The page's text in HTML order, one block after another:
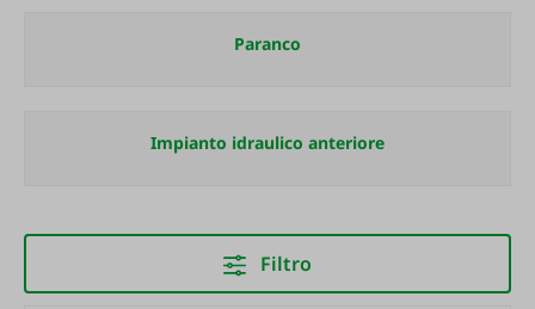
Paranco
Impianto idraulico anteriore
Filtro